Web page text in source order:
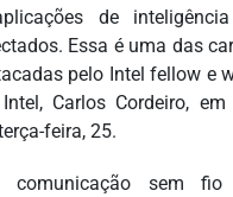
de
Essa é uma das
pelo Intel fellow e
Carlos Cordeiro,
feira, 25.
sem fio